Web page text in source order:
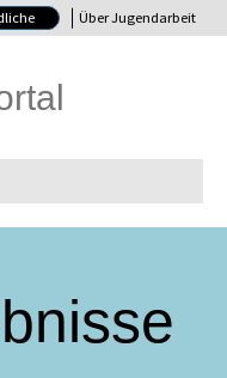
Über Jugendarbeit